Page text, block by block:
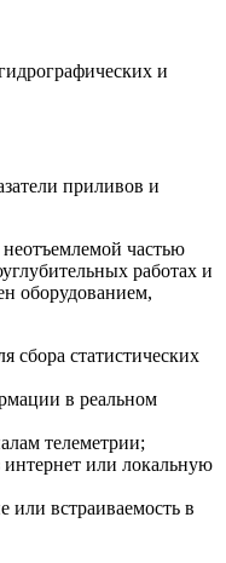
и
приливов и
частью
работах и
оборудованием,
сбора статистических
в реальном
телеметрии;
интернет или локальную
или встраиваемость в